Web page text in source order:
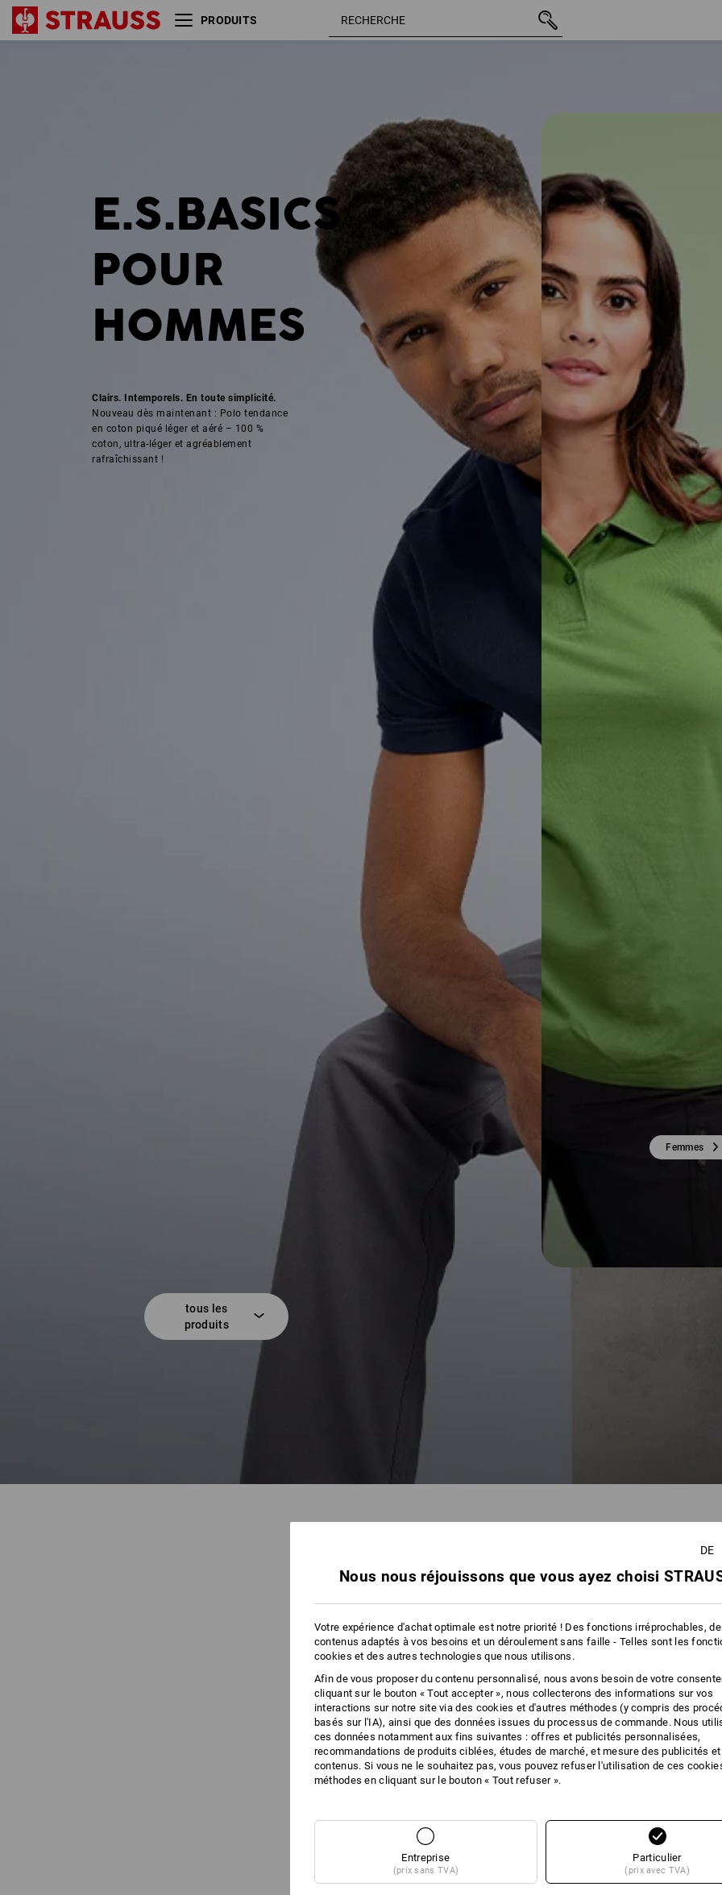
PRODUITS
E.S.BASICS
POUR
HOMMES
Clairs. Intemporels. En toute simplicité.
Nouveau dès maintenant : Polo tendance
en coton piqué léger et aéré – 100 %
coton, ultra-léger et agréablement
rafraîchissant !
tous les
produits
Femmes
Trouver la coupe parfaite
DE
Nous nous réjouissons que vous ayez choisi
Votre expérience d'achat optimale est notre priorité ! Des fonctions irréprochables,
contenus adaptés à vos besoins et un déroulement sans faille - Telles sont les
cookies et des autres technologies que nous utilisons.
Afin de vous proposer du contenu personnalisé, nous avons besoin de votre
cliquant sur le bouton « Tout accepter », nous collecterons des informations sur vos
interactions sur notre site via des cookies et d'autres méthodes (y compris des
basés sur l'IA), ainsi que des données issues du processus de commande. Nous
ces données notamment aux fins suivantes : offres et publicités personnalisées,
recommandations de produits ciblées, études de marché, et mesure des publicités et
contenus. Si vous ne le souhaitez pas, vous pouvez refuser l'utilisation de ces
méthodes en cliquant sur le bouton « Tout refuser ».
Entreprise
(prix sans TVA)
Particulier
(prix avec TVA)